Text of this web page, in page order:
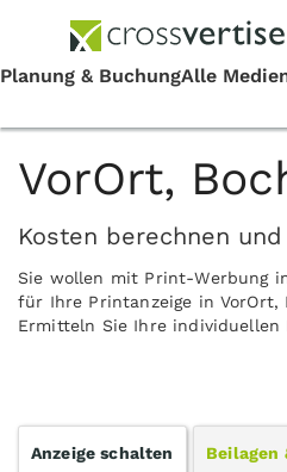
VorOrt,
Kosten berechnen
Sie wollen mit Print-Werbung
für Ihre Printanzeige in VorOrt,
Ermitteln Sie Ihre
Anzeige schalten Beilagen